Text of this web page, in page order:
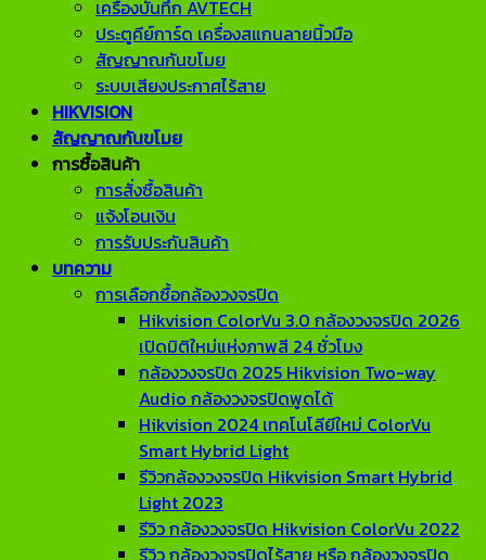
เครื่องบันทึก AVTECH
ประตูคีย์การ์ด เครื่องสแกนลายนิ้วมือ
สัญญาณกันขโมย
ระบบเสียงประกาศไร้สาย
HIKVISION
สัญญาณกันขโมย
การซื้อสินค้า
การสั่งซื้อสินค้า
แจ้งโอนเงิน
การรับประกันสินค้า
บทความ
การเลือกซื้อกล้องวงจรปิด
Hikvision ColorVu 3.0 กล้องวงจรปิด 2026
เปิดมิติใหม่แห่งภาพสี 24 ชั่วโมง
กล้องวงจรปิด 2025 Hikvision Two-way
Audio กล้องวงจรปิดพูดได้
Hikvision 2024 เทคโนโลียีใหม่ ColorVu
Smart Hybrid Light
รีวิวกล้องวงจรปิด Hikvision Smart Hybrid
Light 2023
รีวิว กล้องวงจรปิด Hikvision ColorVu 2022